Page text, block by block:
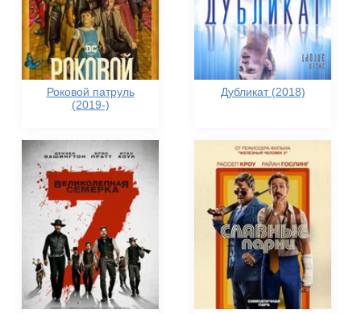
Роковой патруль
(2019-)
Дубликат (2018)